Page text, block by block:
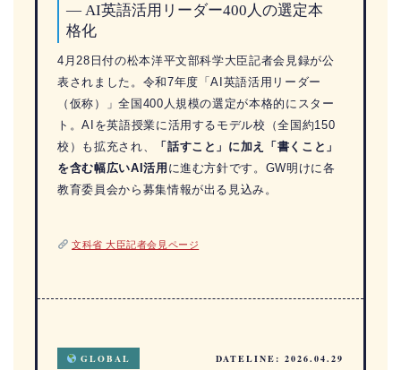
— AI英語活用リーダー400人の選定本
格化
4月28日付の松本洋平文部科学大臣記者会見録が公
表されました。令和7年度「AI英語活用リーダー
（仮称）」全国400人規模の選定が本格的にスター
ト。AIを英語授業に活用するモデル校（全国約150
校）も拡充され、
「話すこと」に加え「書くこと」
を含む幅広いAI活用 に進む方針です。GW明けに各
教育委員会から募集情報が出る見込み。
文科省 大臣記者会見ページ
GLOBAL DATELINE: 2026.04.29